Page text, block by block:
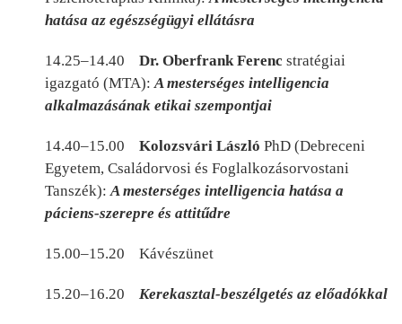
hatása az egészségügyi ellátásra
14.25–14.40 Dr. Oberfrank Ferenc stratégiai
igazgató (MTA): A mesterséges intelligencia
alkalmazásának etikai szempontjai
14.40–15.00 Kolozsvári László PhD (Debreceni
Egyetem, Családorvosi és Foglalkozásorvostani
Tanszék): A mesterséges intelligencia hatása a
páciens-szerepre és attitűdre
15.00–15.20 Kávészünet
15.20–16.20 Kerekasztal-beszélgetés az előadókkal